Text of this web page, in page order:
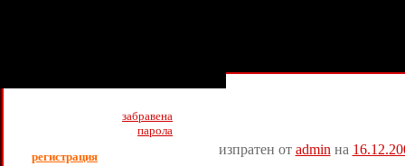
забравена
парола
регистрация
изпратен от admin на